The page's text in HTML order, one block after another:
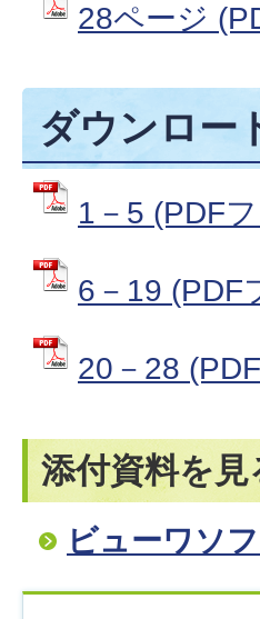
28ページ
ダウンロー
1－5 (PDF
6－19 (PDF
20－28
添付資料を
ビューワソ